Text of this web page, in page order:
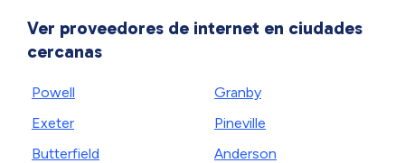
Ver proveedores de internet en ciudades
cercanas
Powell
Exeter
Butterfield
Granby
Pineville
Anderson